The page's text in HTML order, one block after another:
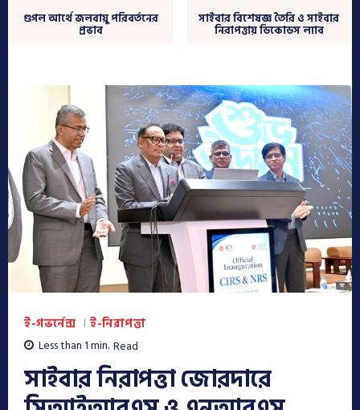
গুগল আর্থে জলবায়ু পরিবর্তনের
প্রভাব
সাইবার বিশেষজ্ঞ তৈরি ও সাইবার
নিরাপত্তায় ডিকোডস ল্যাব